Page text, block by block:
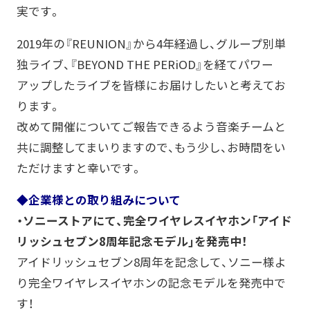
実です。
2019年の『REUNION』から4年経過し、グループ別単
独ライブ、『BEYOND THE PERiOD』を経てパワー
アップしたライブを皆様にお届けしたいと考えてお
ります。
改めて開催についてご報告できるよう音楽チームと
共に調整してまいりますので、もう少し、お時間をい
ただけますと幸いです。
◆企業様との取り組みについて
・ソニーストアにて、完全ワイヤレスイヤホン「アイド
リッシュセブン8周年記念モデル」を発売中！
アイドリッシュセブン8周年を記念して、ソニー様よ
り完全ワイヤレスイヤホンの記念モデルを発売中で
す！